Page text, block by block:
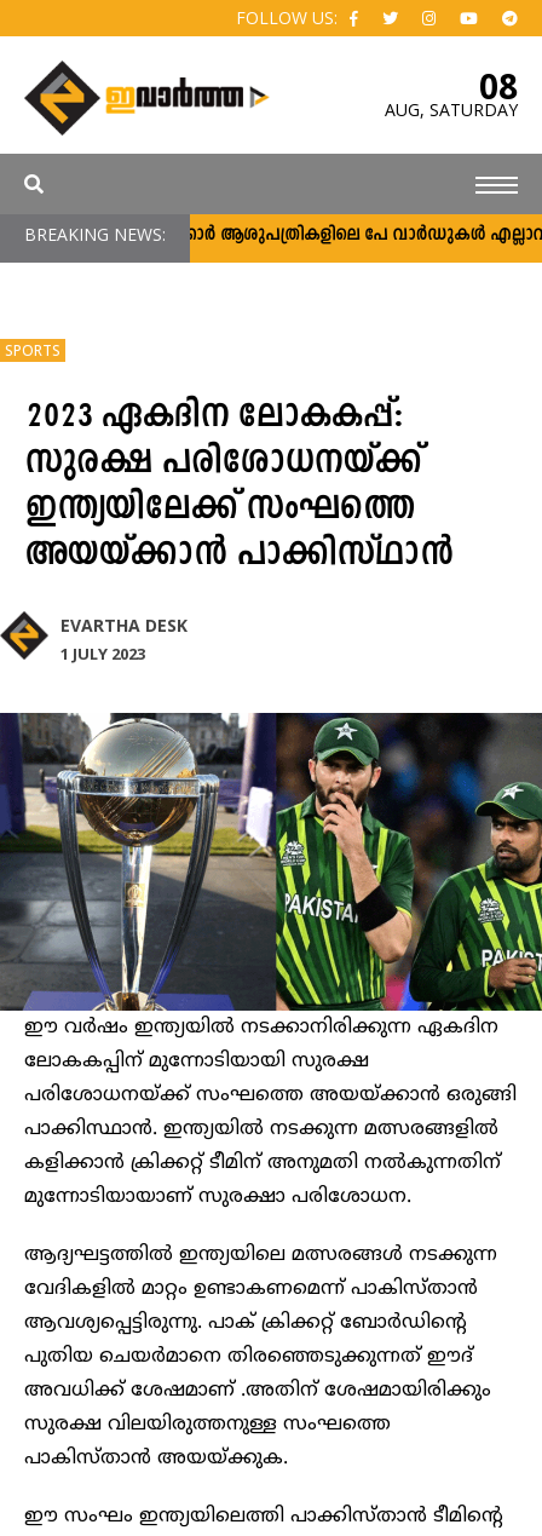
FOLLOW US:
08
AUG, SATURDAY
BREAKING NEWS:സർക്കാർ ആശുപത്രികളിലെ പേ വാർഡുകൾ
SPORTS
2023 ഏകദിന ലോകകപ്പ്:
സുരക്ഷ പരിശോധനയ്ക്ക്
ഇന്ത്യയിലേക്ക് സംഘത്തെ
അയയ്ക്കാന്‍ പാക്കിസ്ഥാന്‍
EVARTHA DESK
1 JULY 2023
ഈ വർഷം ഇന്ത്യയിൽ നടക്കാനിരിക്കുന്ന ഏകദിന
ലോകകപ്പിന് മുന്നോടിയായി സുരക്ഷ
പരിശോധനയ്ക്ക് സംഘത്തെ അയയ്ക്കാന്‍ ഒരുങ്ങി
പാക്കിസ്ഥാന്‍. ഇന്ത്യയിൽ നടക്കുന്ന മത്സരങ്ങളിൽ
കളിക്കാൻ ക്രിക്കറ്റ് ടീമിന് അനുമതി നല്‍കുന്നതിന്
മുന്നോടിയായാണ് സുരക്ഷാ പരിശോധന.
ആദ്യഘട്ടത്തിൽ ഇന്ത്യയിലെ മത്സരങ്ങള്‍ നടക്കുന്ന
വേദികളില്‍ മാറ്റം ഉണ്ടാകണമെന്ന് പാകിസ്താന്‍
ആവശ്യപ്പെട്ടിരുന്നു. പാക് ക്രിക്കറ്റ് ബോര്‍ഡിന്റെ
പുതിയ ചെയര്‍മാനെ തിരഞ്ഞെടുക്കുന്നത് ഈദ്
അവധിക്ക് ശേഷമാണ് .അതിന് ശേഷമായിരിക്കും
സുരക്ഷ വിലയിരുത്തനുള്ള സംഘത്തെ
പാകിസ്താന്‍ അയയ്ക്കുക.
ഈ സംഘം ഇന്ത്യയിലെത്തി പാക്കിസ്താന്‍ ടീമിന്റെ